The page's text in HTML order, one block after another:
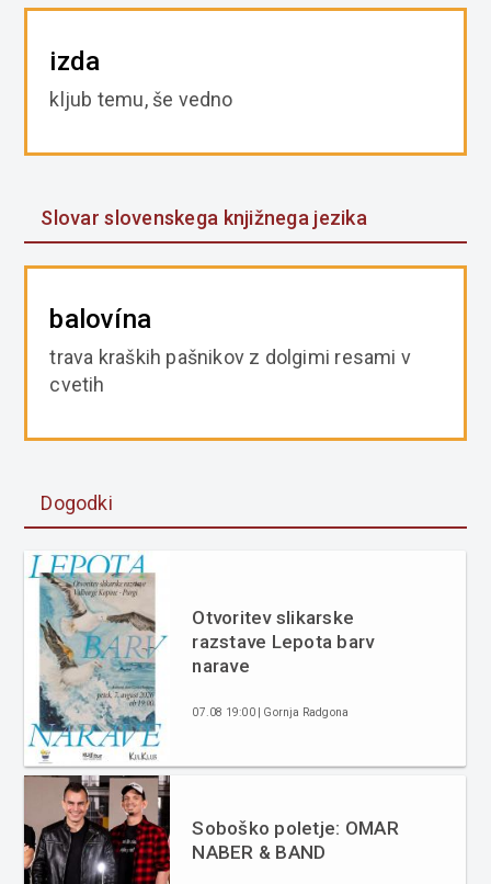
izda
kljub temu, še vedno
Slovar slovenskega knjižnega jezika
balovína
trava kraških pašnikov z dolgimi resami v
cvetih
Dogodki
Otvoritev slikarske
razstave Lepota barv
narave
07.08 19:00 | Gornja Radgona
Soboško poletje: OMAR
NABER & BAND